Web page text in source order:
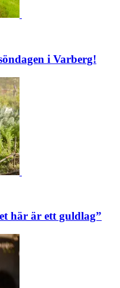
i Varberg!
här är ett guldlag”